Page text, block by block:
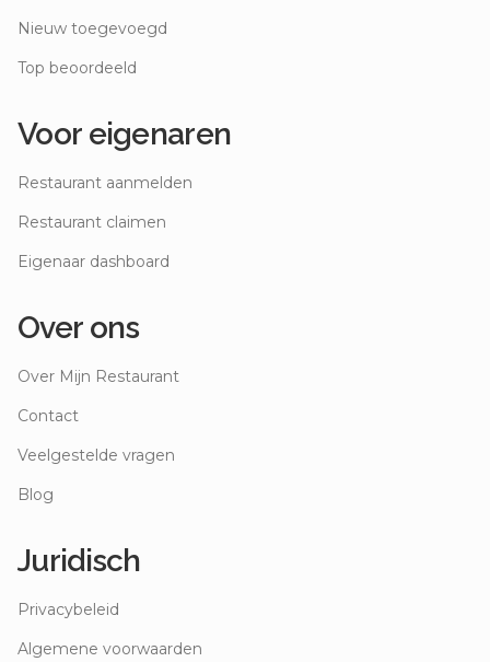
Nieuw toegevoegd
Top beoordeeld
Voor eigenaren
Restaurant aanmelden
Restaurant claimen
Eigenaar dashboard
Over ons
Over Mijn Restaurant
Contact
Veelgestelde vragen
Blog
Juridisch
Privacybeleid
Algemene voorwaarden